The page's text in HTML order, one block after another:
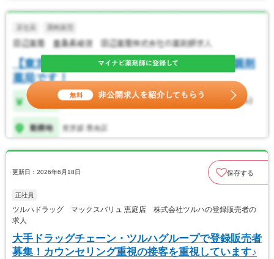
更新日：2026年6月18日 保存する
正社員
ツルハドラッグ マックスバリュ 恵庭店 株式会社ツルハの登録販売者の
求人
大手ドラッグチェーン・ツルハグループで登録販売者
募集！カウンセリング重視の接客を重視しています♪